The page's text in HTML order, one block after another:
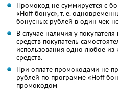
Промокод не суммируется с
«Hoff бонус», т. е.
бонусных рублей в один чек
В случае наличия у
средств покупатель
использования одно любое
средств.
При оплате промокодами не
рублей по программе «Hoff
промокодом